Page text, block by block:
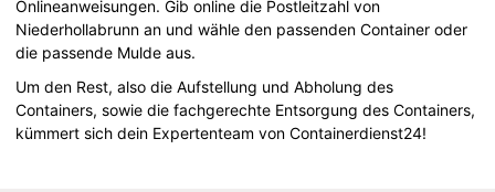
Onlineanweisungen. Gib online die Postleitzahl von
Niederhollabrunn an und wähle den passenden Container oder
die passende Mulde aus.
Um den Rest, also die Aufstellung und Abholung des
Containers, sowie die fachgerechte Entsorgung des Containers,
kümmert sich dein Expertenteam von Containerdienst24!